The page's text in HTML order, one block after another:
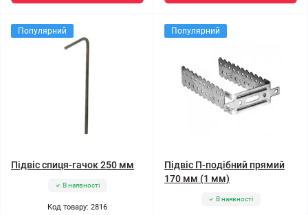
Популярний
Підвіс спиця-гачок 250 мм
В наявності
Код товару: 2816
Популярний
Підвіс П-подібний прямий
170 мм (1 мм)
В наявності